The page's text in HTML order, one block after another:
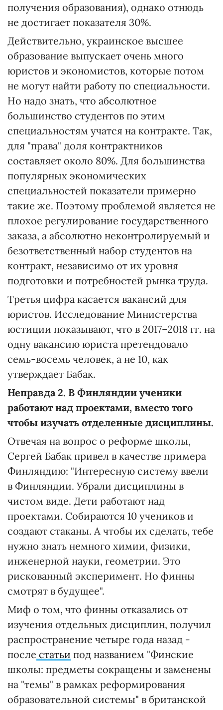
получения образования), однако отнюдь
не достигает показателя 30%.
Действительно, украинское высшее
образование выпускает очень много
юристов и экономистов, которые потом
не могут найти работу по специальности.
Но надо знать, что абсолютное
большинство студентов по этим
специальностям учатся на контракте. Так,
для "права" доля контрактников
составляет около 80%. Для большинства
популярных экономических
специальностей показатели примерно
такие же. Поэтому проблемой является не
плохое регулирование государственного
заказа, а абсолютно неконтролируемый и
безответственный набор студентов на
контракт, независимо от их уровня
подготовки и потребностей рынка труда.
Третья цифра касается вакансий для
юристов. Исследование Министерства
юстиции показывают, что в 2017–2018 гг. на
одну вакансию юриста претендовало
семь-восемь человек, а не 10, как
утверждает Бабак.
Неправда 2. В Финляндии ученики
работают над проектами, вместо того
чтобы изучать отделенные дисциплины.
Отвечая на вопрос о реформе школы,
Сергей Бабак привел в качестве примера
Финляндию: "Интересную систему ввели
в Финляндии. Убрали дисциплины в
чистом виде. Дети работают над
проектами. Собираются 10 учеников и
создают стаканы. А чтобы их сделать, тебе
нужно знать немного химии, физики,
инженерной науки, геометрии. Это
рискованный эксперимент. Но финны
смотрят в будущее".
Миф о том, что финны отказались от
изучения отдельных дисциплин, получил
распространение четыре года назад -
после статьи под названием "Финские
школы: предметы сокращены и заменены
на "темы" в рамках реформирования
образовательной системы" в британской